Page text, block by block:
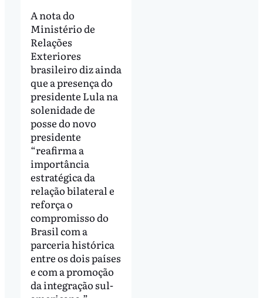
A nota do
Ministério de
Relações
Exteriores
brasileiro diz ainda
que a presença do
presidente Lula na
solenidade de
posse do novo
presidente
“reafirma a
importância
estratégica da
relação bilateral e
reforça o
compromisso do
Brasil com a
parceria histórica
entre os dois países
e com a promoção
da integração sul-